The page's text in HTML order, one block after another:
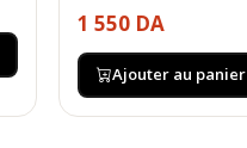
1 550 DA
Ajouter au panier